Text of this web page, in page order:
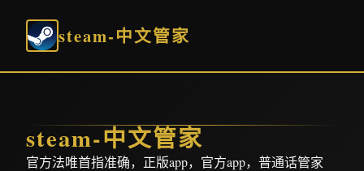
steam-中文管家
steam-中文管家
官方法唯首指准确，正版app，官方app，普通话管家